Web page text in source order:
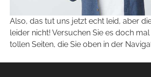
Also, das tut uns jetzt echt leid, aber
leider nicht! Versuchen Sie es doch
tollen Seiten, die Sie oben in der